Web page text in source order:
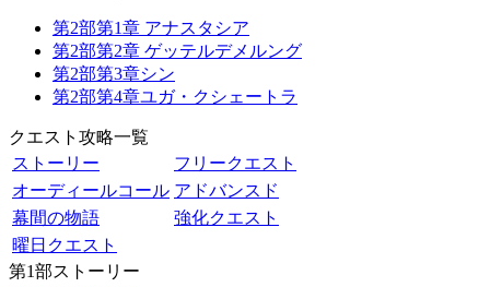
第2部第1章 アナスタシア
第2部第2章 ゲッテルデメルング
第2部第3章シン
第2部第4章ユガ・クシェートラ
クエスト攻略一覧
ストーリー
フリークエスト
オーディールコール アドバンスド
幕間の物語
強化クエスト
曜日クエスト
第1部ストーリー